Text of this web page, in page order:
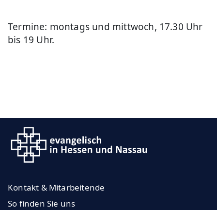
Termine: montags und mittwoch, 17.30 Uhr
bis 19 Uhr.
Kontakt & Mitarbeitende
So finden Sie uns